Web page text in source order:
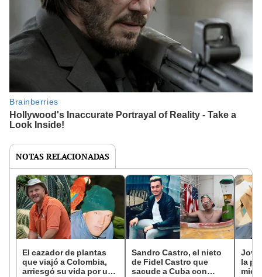
NOTAS RELACIONADAS
El cazador de plantas
que viajó a Colombia,
arriesgó su vida por una
Sandro Castro, el nieto
de Fidel Castro que
sacude a Cuba con
la